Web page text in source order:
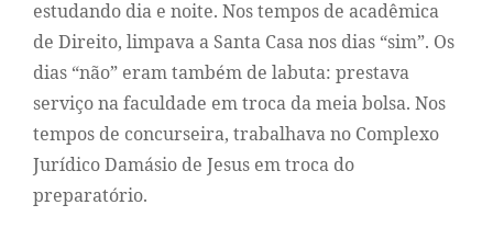
estudando dia e noite. Nos tempos de acadêmica
de Direito, limpava a Santa Casa nos dias “sim”. Os
dias “não” eram também de labuta: prestava
serviço na faculdade em troca da meia bolsa. Nos
tempos de concurseira, trabalhava no Complexo
Jurídico Damásio de Jesus em troca do
preparatório.